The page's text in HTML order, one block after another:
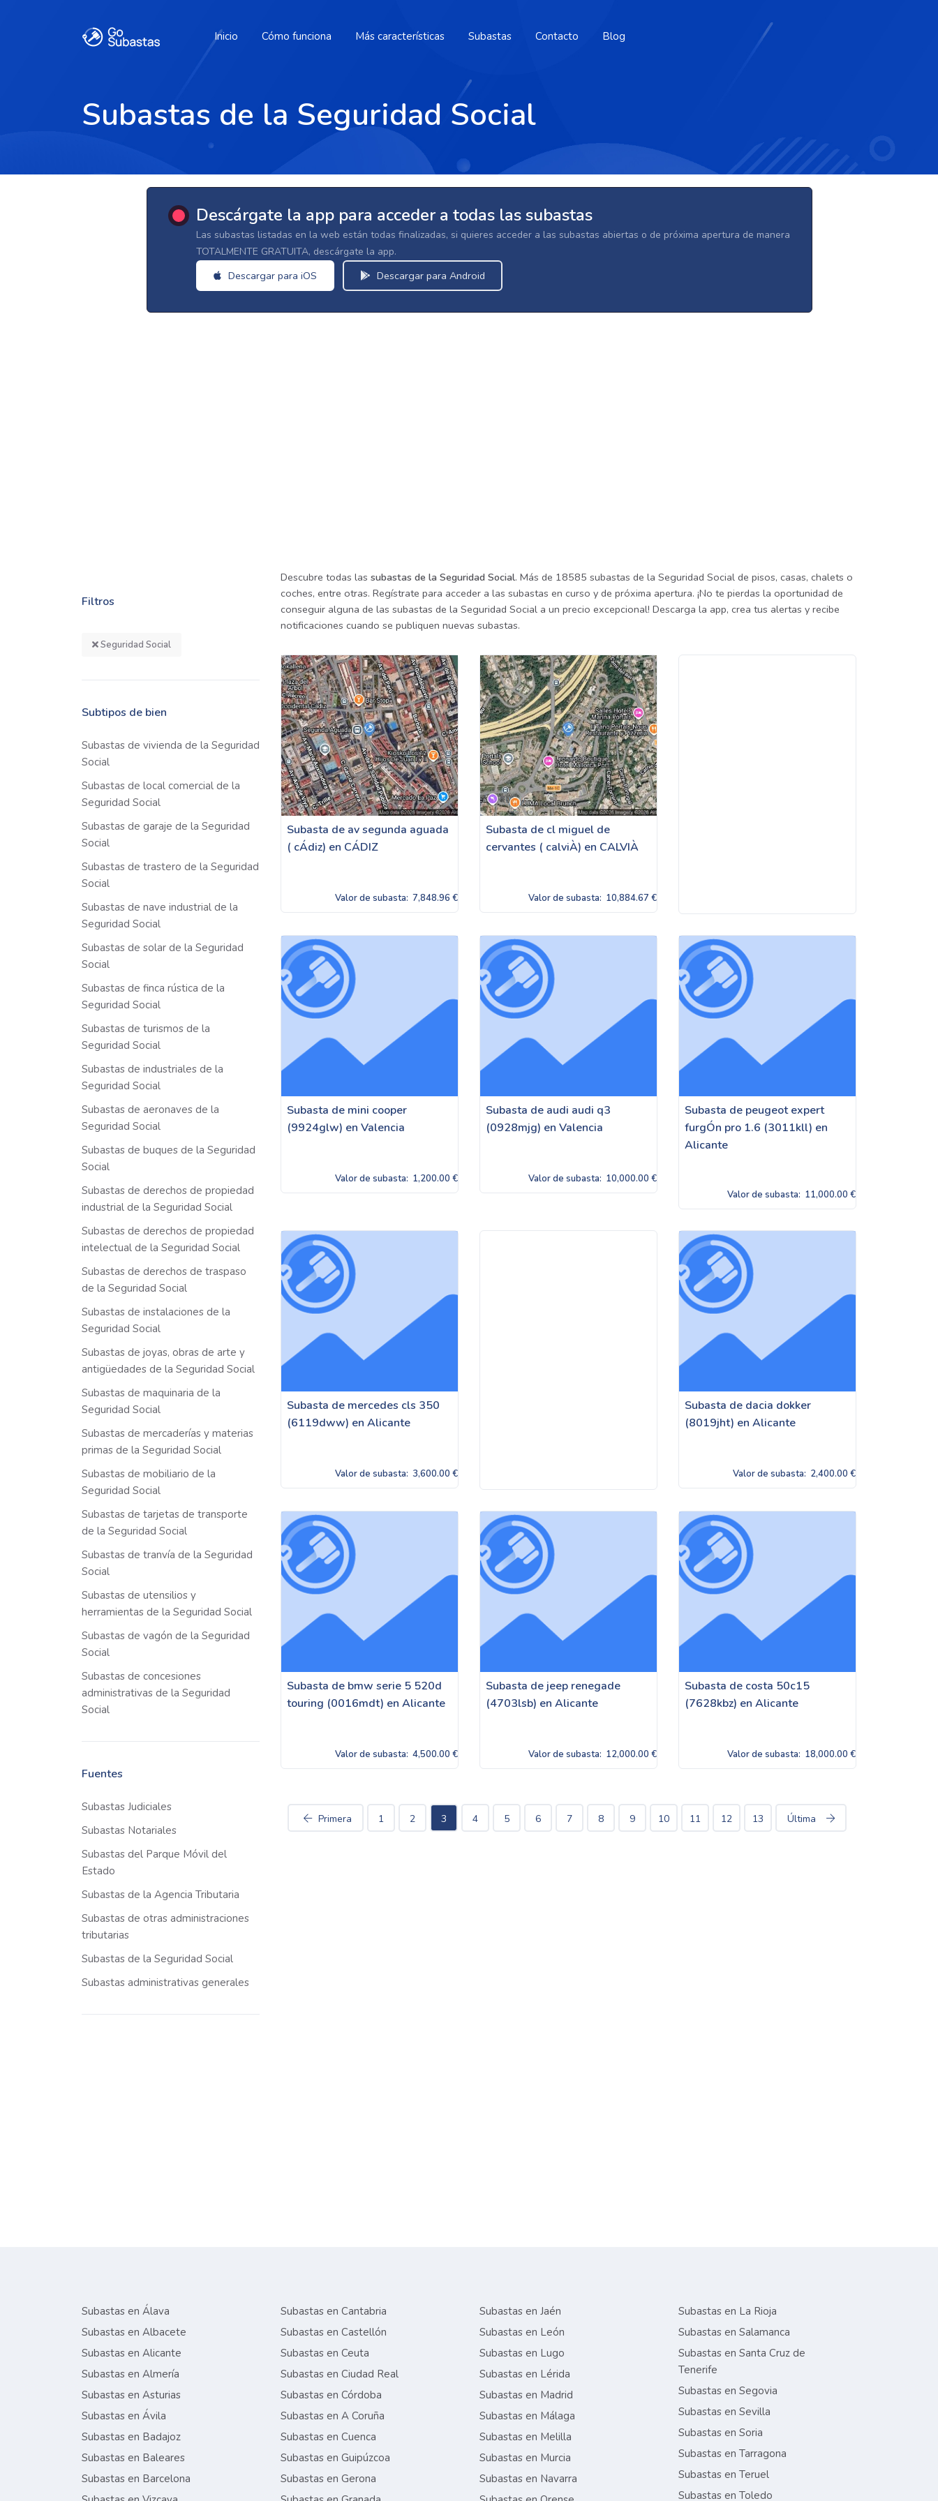
Inicio Cómo funciona Más características Subastas Contacto Blog
Subastas de la Seguridad Social
Descárgate la app para acceder a todas las subastas
Las subastas listadas en la web están todas finalizadas, si quieres acceder a las subastas abiertas o de próxima apertura de manera
TOTALMENTE GRATUITA, descárgate la app.
Descargar para iOS Descargar para Android
Filtros
Seguridad Social
Subtipos de bien
Subastas de vivienda de la Seguridad
Social
Subastas de local comercial de la
Seguridad Social
Subastas de garaje de la Seguridad
Social
Subastas de trastero de la Seguridad
Social
Subastas de nave industrial de la
Seguridad Social
Subastas de solar de la Seguridad
Social
Subastas de finca rústica de la
Seguridad Social
Subastas de turismos de la
Seguridad Social
Subastas de industriales de la
Seguridad Social
Subastas de aeronaves de la
Seguridad Social
Subastas de buques de la Seguridad
Social
Subastas de derechos de propiedad
industrial de la Seguridad Social
Subastas de derechos de propiedad
intelectual de la Seguridad Social
Subastas de derechos de traspaso
de la Seguridad Social
Subastas de instalaciones de la
Seguridad Social
Subastas de joyas, obras de arte y
antigüedades de la Seguridad Social
Subastas de maquinaria de la
Seguridad Social
Subastas de mercaderías y materias
primas de la Seguridad Social
Subastas de mobiliario de la
Seguridad Social
Subastas de tarjetas de transporte
de la Seguridad Social
Subastas de tranvía de la Seguridad
Social
Subastas de utensilios y
herramientas de la Seguridad Social
Subastas de vagón de la Seguridad
Social
Subastas de concesiones
administrativas de la Seguridad
Social
Fuentes
Subastas Judiciales
Subastas Notariales
Subastas del Parque Móvil del
Estado
Subastas de la Agencia Tributaria
Subastas de otras administraciones
tributarias
Subastas de la Seguridad Social
Subastas administrativas generales
Descubre todas las subastas de la Seguridad Social. Más de 18585 subastas de la Seguridad Social de pisos, casas, chalets o
coches, entre otras. Regístrate para acceder a las subastas en curso y de próxima apertura. ¡No te pierdas la oportunidad de
conseguir alguna de las subastas de la Seguridad Social a un precio excepcional! Descarga la app, crea tus alertas y recibe
notificaciones cuando se publiquen nuevas subastas.
Subasta de av segunda aguada
( cÁdiz) en CÁDIZ
Valor de subasta: 7,848.96 €
Subasta de cl miguel de
cervantes ( calviÀ) en CALVIÀ
Valor de subasta: 10,884.67 €
Subasta de mini cooper
(9924glw) en Valencia
Valor de subasta: 1,200.00 €
Subasta de audi audi q3
(0928mjg) en Valencia
Valor de subasta: 10,000.00 €
Subasta de peugeot expert
furgÓn pro 1.6 (3011kll) en
Alicante
Valor de subasta: 11,000.00 €
Subasta de mercedes cls 350
(6119dww) en Alicante
Valor de subasta: 3,600.00 €
Subasta de dacia dokker
(8019jht) en Alicante
Valor de subasta: 2,400.00 €
Subasta de bmw serie 5 520d
touring (0016mdt) en Alicante
Valor de subasta: 4,500.00 €
Subasta de jeep renegade
(4703lsb) en Alicante
Valor de subasta: 12,000.00 €
Subasta de costa 50c15
(7628kbz) en Alicante
Valor de subasta: 18,000.00 €
Primera 1 2 3 4 5 6 7 8 9 10 11 12 13 Última
Subastas en Álava
Subastas en Albacete
Subastas en Alicante
Subastas en Almería
Subastas en Asturias
Subastas en Ávila
Subastas en Badajoz
Subastas en Baleares
Subastas en Barcelona
Subastas en Cantabria
Subastas en Castellón
Subastas en Ceuta
Subastas en Ciudad Real
Subastas en Córdoba
Subastas en A Coruña
Subastas en Cuenca
Subastas en Guipúzcoa
Subastas en Gerona
Subastas en Jaén
Subastas en León
Subastas en Lugo
Subastas en Lérida
Subastas en Madrid
Subastas en Málaga
Subastas en Melilla
Subastas en Murcia
Subastas en Navarra
Subastas en La Rioja
Subastas en Salamanca
Subastas en Santa Cruz de
Tenerife
Subastas en Segovia
Subastas en Sevilla
Subastas en Soria
Subastas en Tarragona
Subastas en Teruel
Subastas en Toledo